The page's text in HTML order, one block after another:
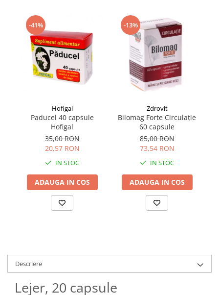
-41%
Hofigal
Paducel 40 capsule
Hofigal
35,00 RON
20,57 RON
IN STOC
ADAUGA IN COS
-13%
Zdrovit
Bilomag Forte Circulație
60 capsule
85,00 RON
73,54 RON
IN STOC
ADAUGA IN COS
Descriere
Lejer, 20 capsule